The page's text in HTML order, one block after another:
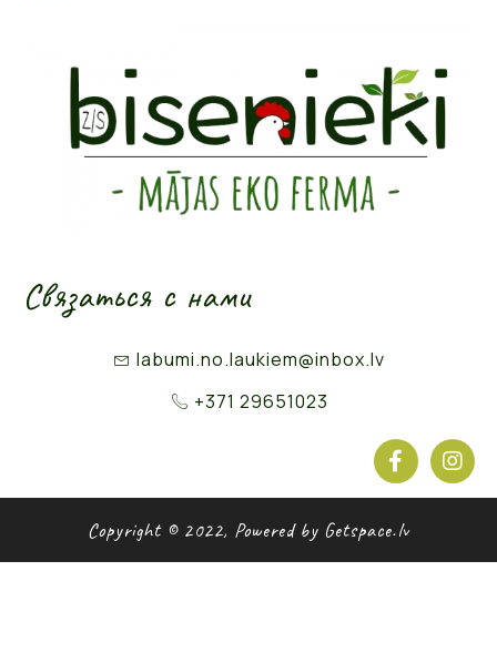
Связаться с нами
labumi.no.laukiem@inbox.lv
+371 29651023
Copyright © 2022, Powered by Getspace.lv